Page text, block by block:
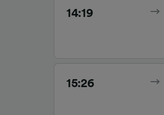
14:19
15:26